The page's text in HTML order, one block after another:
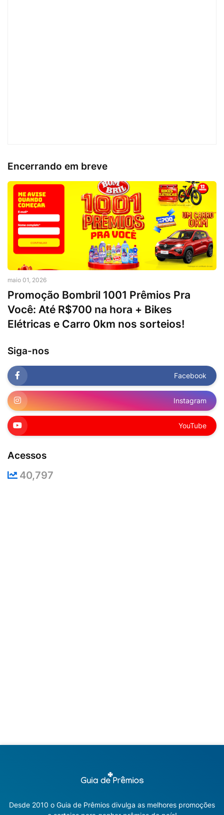
Encerrando em breve
maio 01, 2026
Promoção Bombril 1001 Prêmios Pra
Você: Até R$700 na hora + Bikes
Elétricas e Carro 0km nos sorteios!
Siga-nos
Facebook
Instagram
YouTube
Acessos
40,797
Desde 2010 o Guia de Prêmios divulga as melhores promoções